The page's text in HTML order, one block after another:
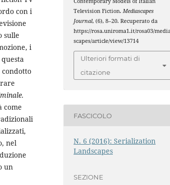
con i
sulle
i
come
nel
un
Television Fiction. Mediascapes
Journal, (6), 8–20. Recuperato da
https://rosa.uniroma1.it/rosa03/media
scapes/article/view/13714
Ulteriori formati di
citazione
FASCICOLO
N. 6 (2016): Serialization
Landscapes
SEZIONE